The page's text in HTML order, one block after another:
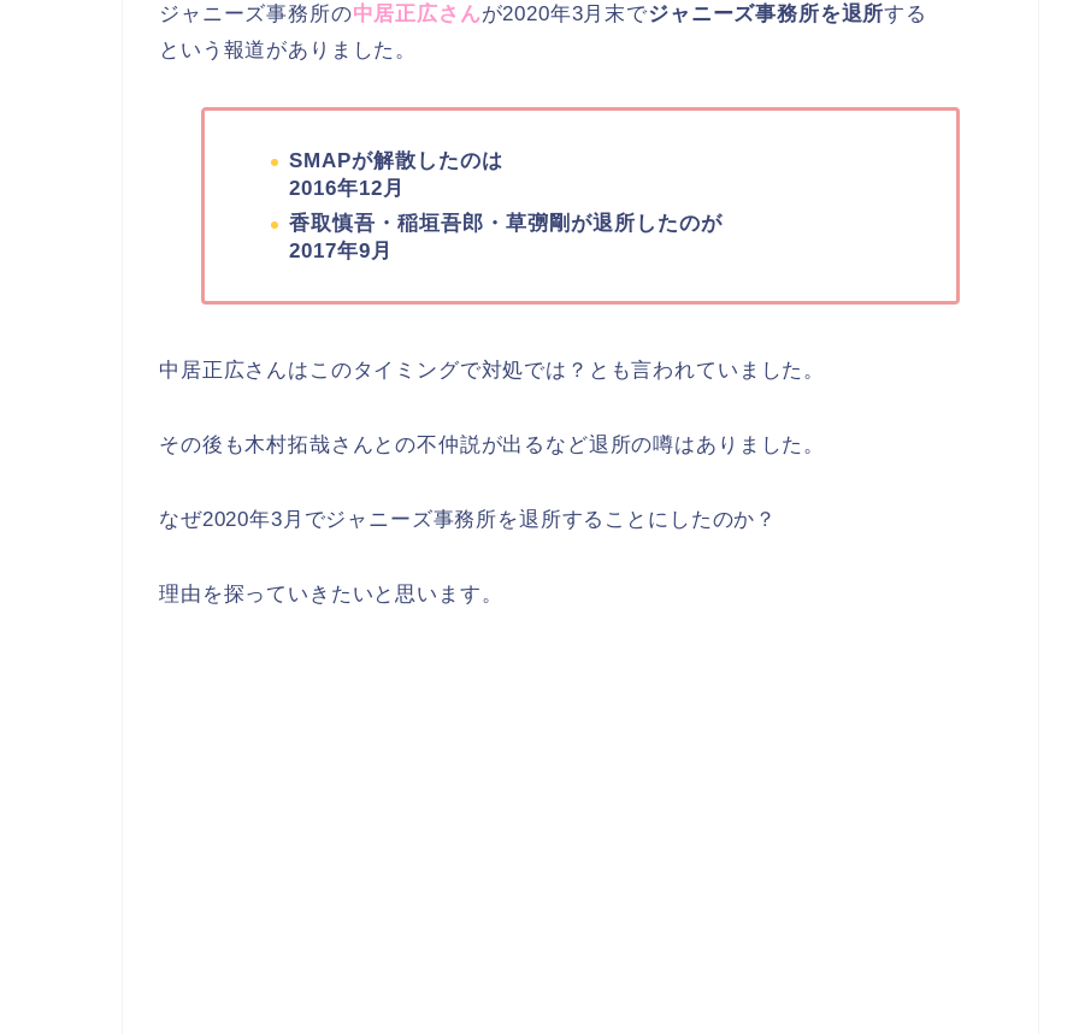
ジャニーズ事務所の中居正広さんが2020年3月末でジャニーズ事務所を退所する
という報道がありました。
SMAPが解散したのは
2016年12月
香取慎吾・稲垣吾郎・草彅剛が退所したのが
2017年9月
中居正広さんはこのタイミングで対処では？とも言われていました。
その後も木村拓哉さんとの不仲説が出るなど退所の噂はありました。
なぜ2020年3月でジャニーズ事務所を退所することにしたのか？
理由を探っていきたいと思います。